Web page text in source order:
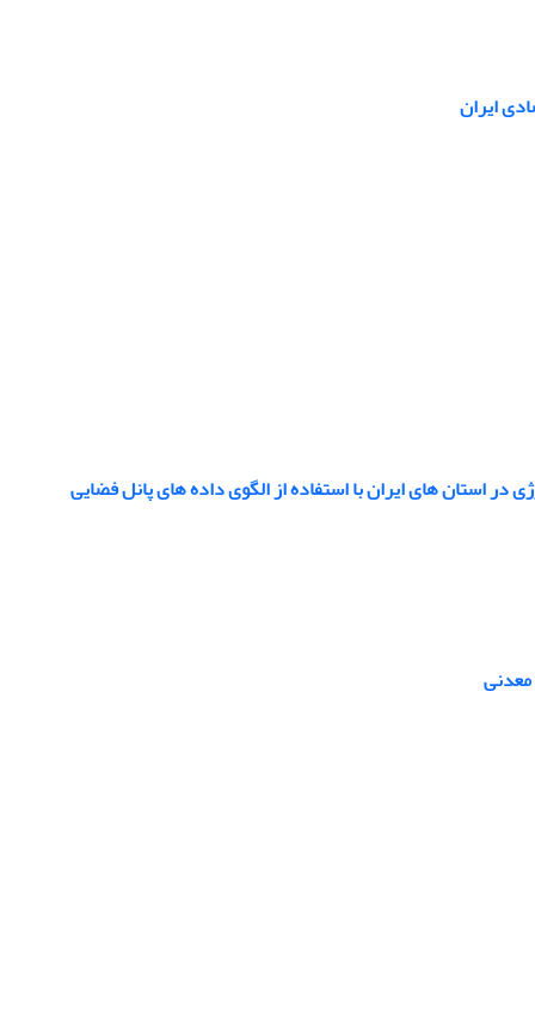
ایران
استان های ایران با استفاده از الگوی داده های پانل فضایی